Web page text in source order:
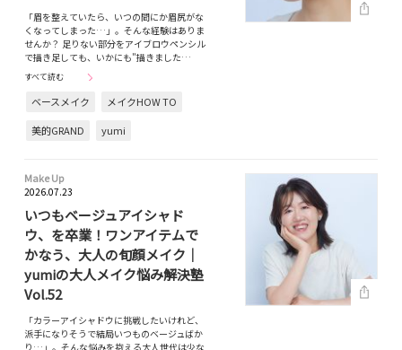
「眉を整えていたら、いつの間にか眉尻がな
くなってしまった…」。そんな経験はありま
せんか？ 足りない部分をアイブロウペンシル
で描き足しても、いかにも"描きました…
すべて読む
ベースメイク
メイクHOW TO
美的GRAND
yumi
Make Up
2026.07.23
いつもベージュアイシャド
ウ、を卒業！ワンアイテムで
かなう、大人の旬顔メイク｜
yumiの大人メイク悩み解決塾
Vol.52
「カラーアイシャドウに挑戦したいけれど、
派手になりそうで結局いつものベージュばか
り…」。そんな悩みを抱える大人世代は少な